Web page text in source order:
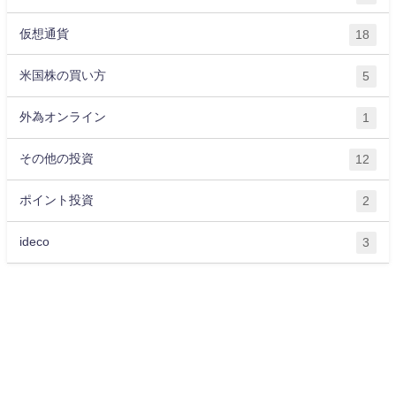
仮想通貨 18
米国株の買い方 5
外為オンライン 1
その他の投資 12
ポイント投資 2
ideco 3